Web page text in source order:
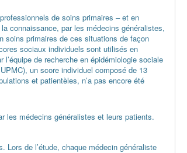
de soins primaires – et en
connaissance, par les médecins généralistes,
soins primaires de ces situations de façon
sociaux individuels sont utilisés en
de recherche en épidémiologie sociale
un score individuel composé de 13
et patientèles, n’a pas encore été
les médecins généralistes et leurs patients.
Lors de l’étude, chaque médecin généraliste